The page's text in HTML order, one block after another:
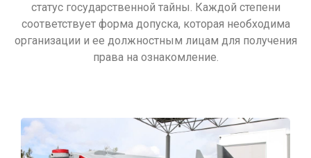
статус государственной тайны. Каждой степени
соответствует форма допуска, которая необходима
организации и ее должностным лицам для получения
права на ознакомление.